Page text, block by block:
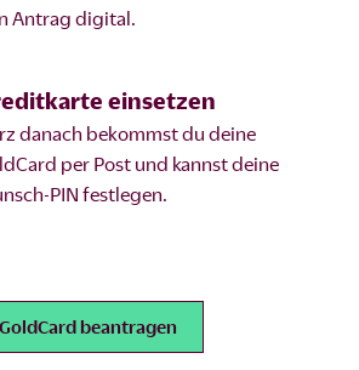
Antrag digital.
einsetzen
danach bekommst du deine
per Post und kannst deine
PIN festlegen.
GoldCard beantragen